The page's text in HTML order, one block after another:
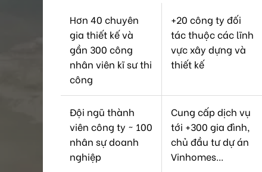
Hơn 40 chuyên
gia thiết kế và
gần 300 công
nhân viên kĩ sư thi
công
+20 công ty đối
tác thuộc các lĩnh
vực xây dựng và
thiết kế
Đội ngũ thành
viên công ty ~ 100
nhân sự doanh
nghiệp
Cung cấp dịch vụ
tới +300 gia đình,
chủ đầu tư dự án
Vinhomes...